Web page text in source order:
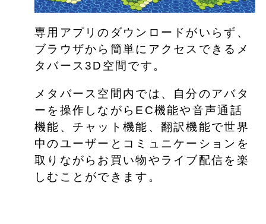
専用アプリのダウンロードがいらず、
ブラウザから簡単にアクセスできるメ
タバース3D空間です。
メタバース空間内では、自分のアバタ
ーを操作しながらEC機能や音声通話
機能、チャット機能、翻訳機能で世界
中のユーザーとコミュニケーションを
取りながらお買い物やライブ配信を楽
しむことができます。